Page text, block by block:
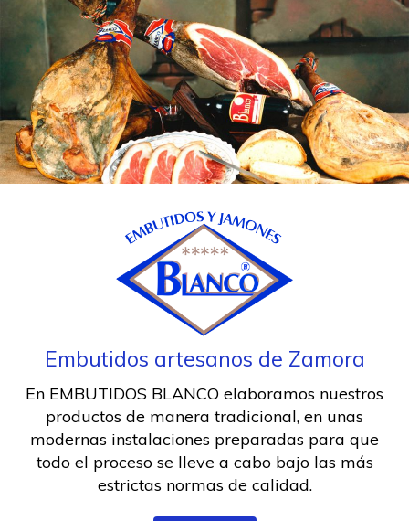
Embutidos artesanos de Zamora
En EMBUTIDOS BLANCO elaboramos nuestros
productos de manera tradicional, en unas
modernas instalaciones preparadas para que
todo el proceso se lleve a cabo bajo las más
estrictas normas de calidad.